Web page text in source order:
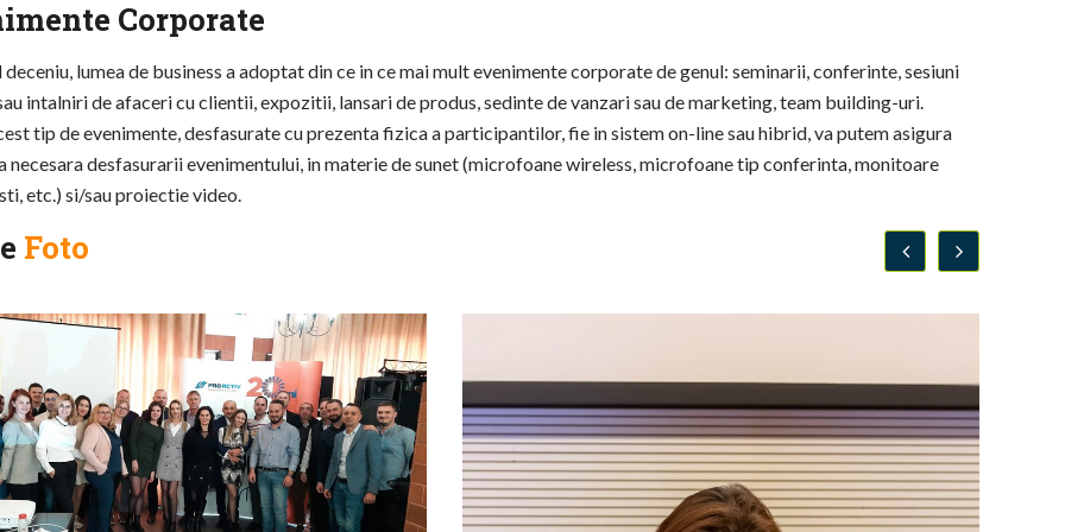
Corporate
lumea de business a adoptat din ce in ce mai mult evenimente corporate de genul: seminarii, conferinte, sesiuni
intalniri de afaceri cu clientii, expozitii, lansari de produs, sedinte de vanzari sau de marketing, team building-uri.
tip de evenimente, desfasurate cu prezenta fizica a participantilor, fie in sistem on-line sau hibrid, va putem asigura
necesara desfasurarii evenimentului, in materie de sunet (microfoane wireless, microfoane tip conferinta, monitoare
etc.) si/sau proiectie video.
Foto